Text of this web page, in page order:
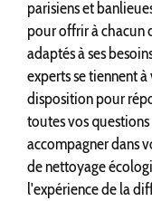
parisiens et
pour offrir à chacun
adaptés à ses
experts se tiennent
disposition pour
toutes vos
accompagner dans
de nettoyage
l'expérience de la